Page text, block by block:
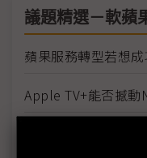
議題精選－軟蘋
蘋果服務轉型若想
Apple TV+能否撼